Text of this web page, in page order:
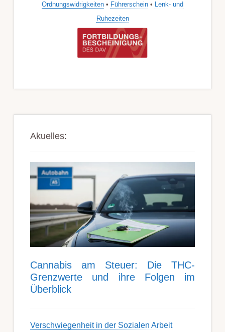
Ordnungswidrigkeiten • Führerschein • Lenk- und
Ruhezeiten
Akuelles:
Can­nabis am Steu­er: Die THC-
Grenz­werte und ihre Folgen im
Über­blick
Ver­schwieg­en­heit in der Soz­ial­en Ar­beit